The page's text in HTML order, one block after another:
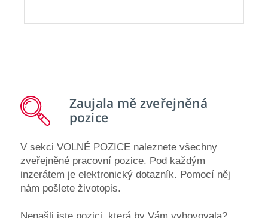
Zaujala mě zveřejněná
pozice
V sekci VOLNÉ POZICE naleznete všechny
zveřejněné pracovní pozice. Pod každým
inzerátem je elektronický dotazník. Pomocí něj
nám pošlete životopis.